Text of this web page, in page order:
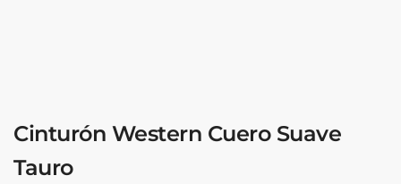
Cinturón Western Cuero Suave
Tauro